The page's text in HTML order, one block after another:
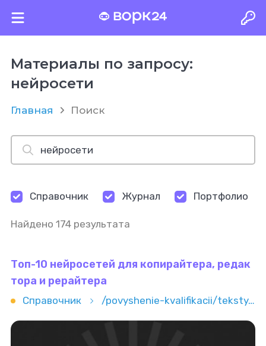
Материалы по запросу:
нейросети
Главная Поиск
Справочник Журнал Портфолио
Найдено 174 результата
Топ-10 нейросетей для копирайтера, редак
тора и рерайтера
Справочник /povyshenie-kvalifikacii/teksty/redaktura/top-10-neyrosetey-dlya-kopiraytera-redaktora-i-reraytera